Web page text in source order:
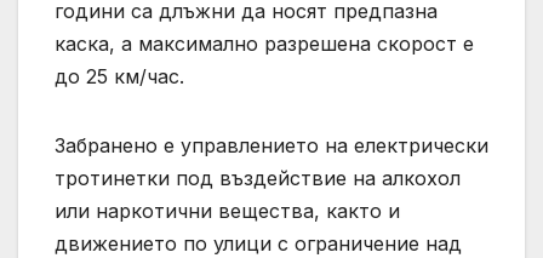
години са длъжни да носят предпазна
каска, а максимално разрешена скорост е
до 25 км/час.
Забранено е управлението на електрически
тротинетки под въздействие на алкохол
или наркотични вещества, както и
движението по улици с ограничение над